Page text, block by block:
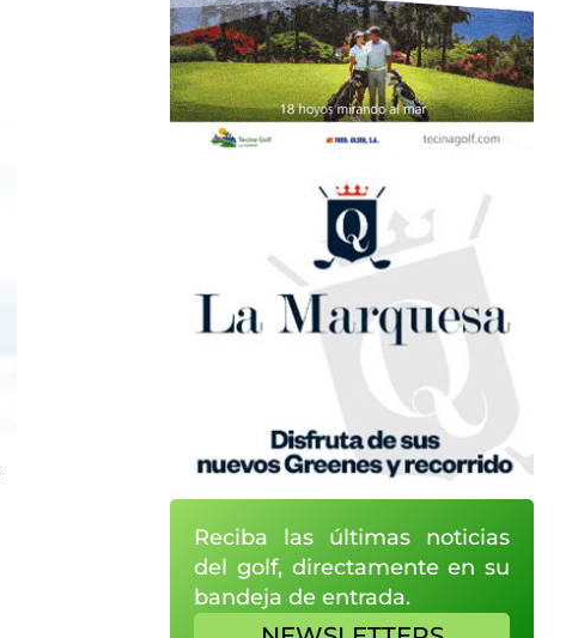
Reciba las últimas noticias
del golf, directamente en su
bandeja de entrada.